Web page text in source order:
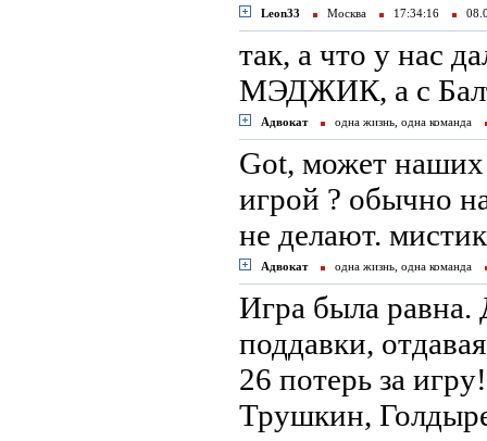
Leon33 Москва 17:34:16
так, а что у нас
МЭДЖИК, а с
Адвокат одна жизнь, одна команда
Got, может наших
игрой ? обычно
не делают.
Адвокат одна жизнь, одна команда
Игра была равна.
поддавки,
26 потерь за
Трушкин,